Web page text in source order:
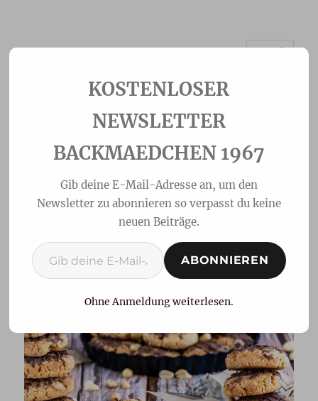
Erdnussbutter Cookies
NEWSLETTER
BACKMAEDCHEN 1967
Gib deine E-Mail-Adresse an, um den
Newsletter zu abonnieren so verpasst du keine
neuen Beiträge.
Gib deine E-Mail-Adresse ein ...
ABONNIEREN
Ohne Anmeldung weiterlesen.